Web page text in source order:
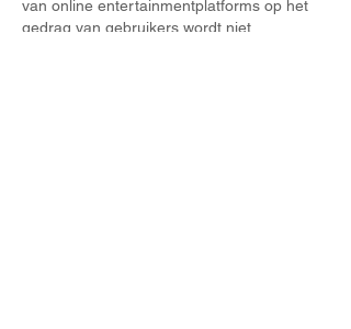
van online entertainmentplatforms op het
gedrag van gebruikers wordt niet